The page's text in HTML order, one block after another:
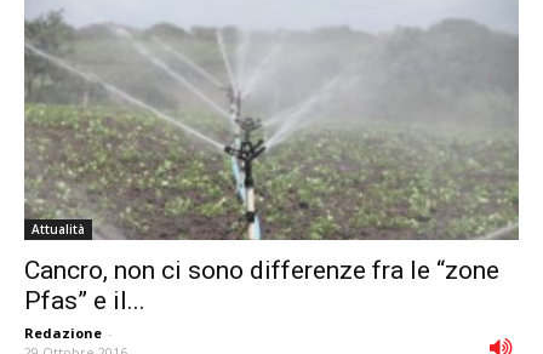
Attualità
Cancro, non ci sono differenze fra le “zone
Pfas” e il...
Redazione -